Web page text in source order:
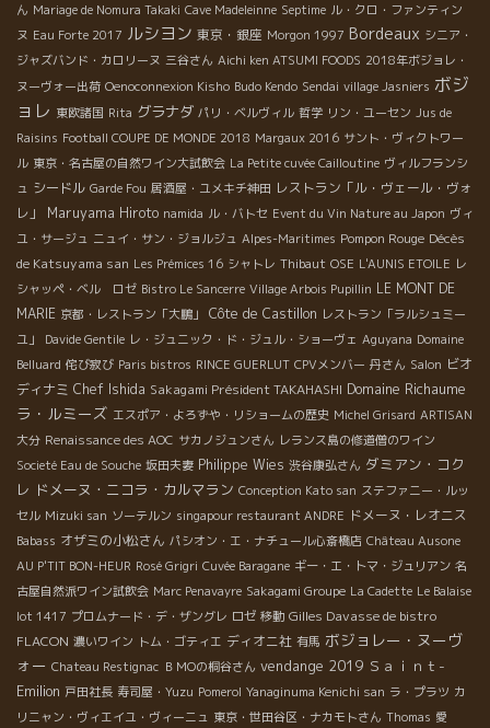
ん Mariage de Nomura Takaki Cave Madeleinne Septime ル・クロ・ファンティン
ヌ Eau Forte 2017 ルシヨン 東京・銀座 Morgon 1997 Bordeaux シニア・
ジャズバンド・カロリーヌ 三谷さん Aichi ken ATSUMI FOODS 2018年ボジョレ・
ヌーヴォー出荷 Oenoconnexion Kisho Budo Kendo Sendai village Jasniers ボジ
ョレ 東欧諸国 Rita グラナダ パリ・ベルヴィル 哲学 リン・ユーセン Jus de
Raisins Football COUPE DE MONDE 2018 Margaux 2016 サント・ヴィクトワー
ル 東京・名古屋の自然ワイン大試飲会 La Petite cuvée Cailloutine ヴィルフランシ
ュ シードル Garde Fou 居酒屋・ユメキチ神田 レストラン「ル・ヴェール・ヴォ
レ」
Maruyama Hiroto namida ル・バトセ Event du Vin Nature au Japon ヴィ
ユ・サージュ ニュイ・サン・ジョルジュ Alpes-Maritimes Pompon Rouge Décès
de Katsuyama san Les Prémices 16 シャトレ Thibaut OSE L'AUNIS ETOILE レ
シャッペ・ベル ロゼ Bistro Le Sancerre Village Arbois Pupillin LE MONT DE
MARIE 京都・レストラン「大鵬」 Côte de Castillon レストラン「ラルシュミー
ユ」
Davide Gentile レ・ジュニック・ド・ジュル・ショーヴェ Aguyana Domaine
Belluard 侘び寂び Paris bistros RINCE GUERLUT CPVメンバー 丹さん Salon ビオ
ディナミ Chef Ishida Sakagami Président TAKAHASHI Domaine Richaume
ラ・ルミーズ エスポア・よろずや・リショームの歴史 Michel Grisard ARTISAN
大分 Renaissance des AOC サカノジュンさん レランス島の修道僧のワイン
Societé Eau de Souche 坂田夫妻 Philippe Wies 渋谷康弘さん ダミアン・コク
レ ドメーヌ・ニコラ・カルマラン Conception Kato san ステファニー・ルッ
セル Mizuki san ソーテルン singapour restaurant ANDRE ドメーヌ・レオニス
Babass オザミの小松さん パシオン・エ・ナチュール心斎橋店 Château Ausone
AU P'TIT BON-HEUR Rosé Grigri Cuvée Baragane ギー・エ・トマ・ジュリアン 名
古屋自然派ワイン試飲会 Marc Penavayre Sakagami Groupe La Cadette Le Balaise
lot 1417 プロムナード・デ・ザングレ ロゼ 移動 Gilles Davasse de bistro
FLACON 濃いワイン トム・ゴティエ ディオニ社 有馬 ボジョレー・ヌーヴ
ォー Chateau Restignac ＢＭОの桐谷さん vendange 2019 Ｓａｉｎｔ-
Emilion 戸田社長 寿司屋・Yuzu Pomerol Yanaginuma Kenichi san ラ・プラツ カ
リニャン・ヴィエイユ・ヴィーニュ 東京・世田谷区・ナカモトさん Thomas 愛